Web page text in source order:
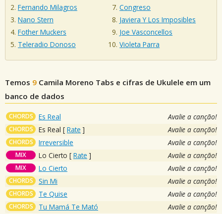
Fernando Milagros
Nano Stern
Fother Muckers
Teleradio Donoso
Congreso
Javiera Y Los Imposibles
Joe Vasconcellos
Violeta Parra
Temos 9 Camila Moreno Tabs e cifras de Ukulele em um
banco de dados
CHORDS Es Real Avalie a canção!
CHORDS Es Real [ Rate ] Avalie a canção!
CHORDS Irreversible Avalie a canção!
MIX Lo Cierto [ Rate ] Avalie a canção!
MIX Lo Cierto Avalie a canção!
CHORDS Sin Mi Avalie a canção!
CHORDS Te Quise Avalie a canção!
CHORDS Tu Mamá Te Mató Avalie a canção!